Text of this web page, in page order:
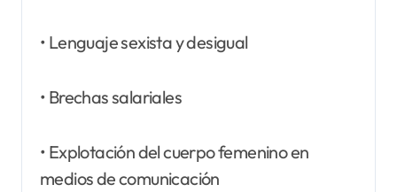
• Lenguaje sexista y desigual
• Brechas salariales
• Explotación del cuerpo femenino en
medios de comunicación